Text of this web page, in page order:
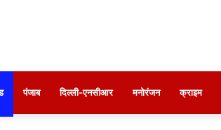
पंजाब दिल्ली-एनसीआर मनोरंजन क्राइम